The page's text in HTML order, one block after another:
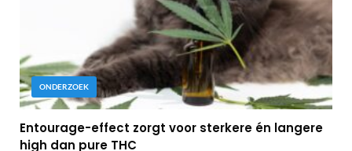
ONDERZOEK
Entourage-effect zorgt voor sterkere én langere
high dan pure THC